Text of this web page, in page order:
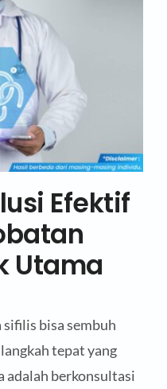
Efektif
Utama
bisa sembuh
tepat yang
adalah berkonsultasi